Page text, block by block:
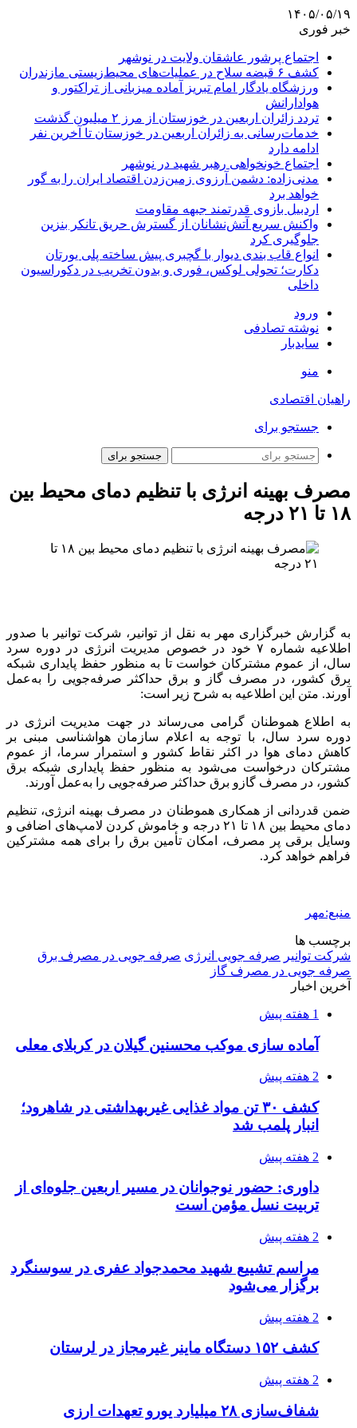
۱۴۰۵/۰۵/۱۹
خبر فوری
اجتماع پرشور عاشقان ولایت در نوشهر
کشف ۶ قبضه سلاح در عملیات‌های محیط‌زیستی مازندران
ورزشگاه یادگار امام تبریز آماده میزبانی از تراکتور و
هوادارانش
تردد زائران اربعین در خوزستان از مرز ۲ میلیون گذشت
خدمات‌رسانی به زائران اربعین در خوزستان تا آخرین نفر
ادامه دارد
اجتماع خونخواهی رهبر شهید در نوشهر
مدنی‌زاده: دشمن آرزوی زمین‌زدن اقتصاد ایران را به گور
خواهد برد
اردبیل بازوی قدرتمند جبهه مقاومت
واکنش سریع آتش‌نشانان از گسترش حریق تانکر بنزین
جلوگیری کرد
انواع قاب بندی دیوار با گچبری پیش ساخته پلی یورتان
دکارت؛ تحولی لوکس، فوری و بدون تخریب در دکوراسیون
داخلی
ورود
نوشته تصادفی
سایدبار
منو
راهیان اقتصادی
جستجو برای
جستجو برای
مصرف بهینه انرژی با تنظیم دمای محیط بین
۱۸ تا ۲۱ درجه
به گزارش خبرگزاری مهر به نقل از توانیر، شرکت توانیر با صدور
اطلاعیه شماره ۷ خود در خصوص مدیریت انرژی در دوره سرد
سال، از عموم مشترکان خواست تا به منظور حفظ پایداری شبکه
برق کشور، در مصرف گاز و برق حداکثر صرفه‌جویی را به‌عمل
آورند. متن این اطلاعیه به شرح زیر است:
به اطلاع هموطنان گرامی می‌رساند در جهت مدیریت انرژی در
دوره سرد سال، با توجه به اعلام سازمان هواشناسی مبنی بر
کاهش دمای هوا در اکثر نقاط کشور و استمرار سرما، از عموم
مشترکان درخواست می‌شود به منظور حفظ پایداری شبکه برق
کشور، در مصرف گازو برق حداکثر صرفه‌جویی را به‌عمل آورند.
ضمن قدردانی از همکاری هموطنان در مصرف بهینه انرژی، تنظیم
دمای محیط بین ۱۸ تا ۲۱ درجه و خاموش کردن لامپ‌های اضافی و
وسایل برقی پر مصرف، امکان تأمین برق را برای همه مشترکین
فراهم خواهد کرد.
منبع:مهر
برچسب ها
شرکت توانیر صرفه جویی انرژی صرفه جویی در مصرف برق
صرفه جویی در مصرف گاز
آخرین اخبار
1 هفته پیش
آماده سازی موکب محسنین گیلان در کربلای معلی
2 هفته پیش
کشف ۳۰ تن مواد غذایی غیربهداشتی در شاهرود؛
انبار پلمب شد
2 هفته پیش
داوری: حضور نوجوانان در مسیر اربعین جلوه‌ای از
تربیت نسل مؤمن است
2 هفته پیش
مراسم تشییع شهید محمدجواد عفری در سوسنگرد
برگزار می‌شود
2 هفته پیش
کشف ۱۵۲ دستگاه ماینر غیرمجاز در لرستان
2 هفته پیش
شفاف‌سازی ۲۸ میلیارد یورو تعهدات ارزی